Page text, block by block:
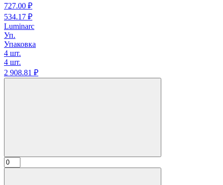
727.00 ₽
534.17 ₽
Luminarc
Уп.
Упаковка
4 шт.
4 шт.
2 908.81 ₽